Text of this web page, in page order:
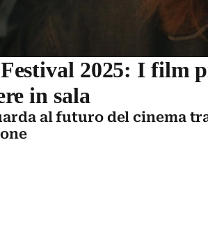
2025: I film
in sala
al futuro del cinema